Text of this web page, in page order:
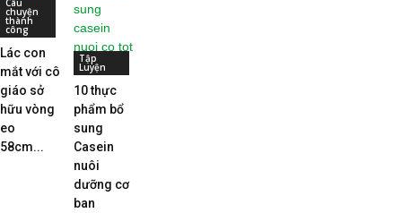
chuyện
thành
công
Lác con
mắt với cô
giáo sở
hữu vòng
eo
58cm...
Tập
Luyện
10 thực
phẩm bổ
sung
Casein
nuôi
dưỡng cơ
ban